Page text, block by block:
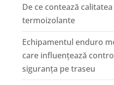
De ce contează
termoizolante
Echipamentul enduro
care influențează
siguranța pe traseu